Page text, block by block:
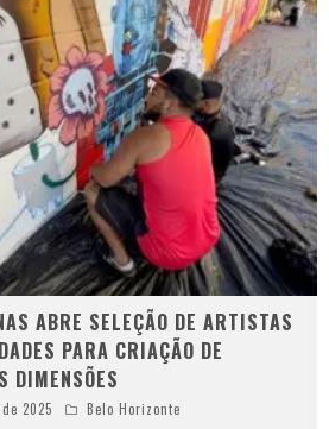
ABRE SELEÇÃO DE ARTISTAS
PARA CRIAÇÃO DE
DIMENSÕES
2025 Belo Horizonte